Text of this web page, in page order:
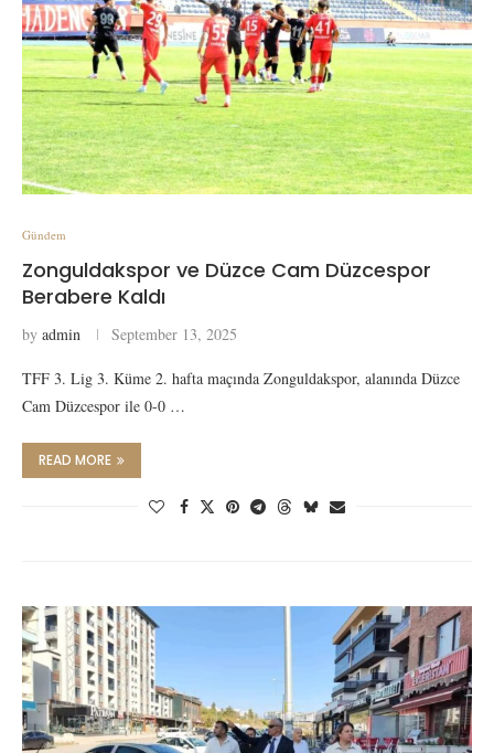
Gündem
Zonguldakspor ve Düzce Cam Düzcespor
Berabere Kaldı
by admin September 13, 2025
TFF 3. Lig 3. Küme 2. hafta maçında Zonguldakspor, alanında Düzce
Cam Düzcespor ile 0-0 …
READ MORE